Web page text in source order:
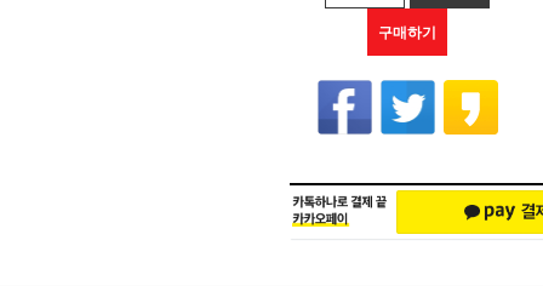
구매하기